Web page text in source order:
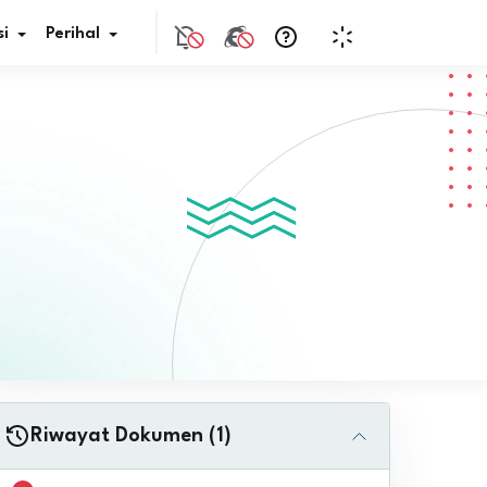
JDIH
Perihal
Riwayat Dokumen (1)